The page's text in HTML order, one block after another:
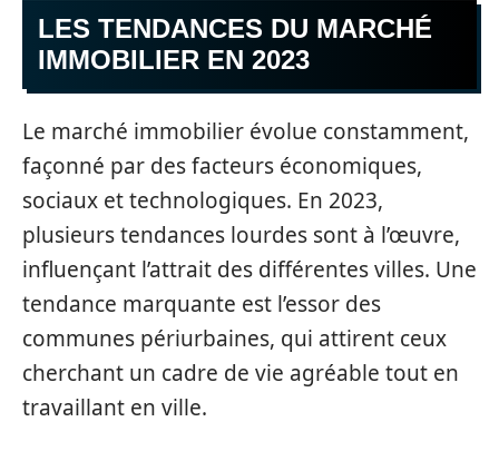
LES TENDANCES DU MARCHÉ
IMMOBILIER EN 2023
Le marché immobilier évolue constamment,
façonné par des facteurs économiques,
sociaux et technologiques. En 2023,
plusieurs tendances lourdes sont à l’œuvre,
influençant l’attrait des différentes villes. Une
tendance marquante est l’essor des
communes périurbaines, qui attirent ceux
cherchant un cadre de vie agréable tout en
travaillant en ville.